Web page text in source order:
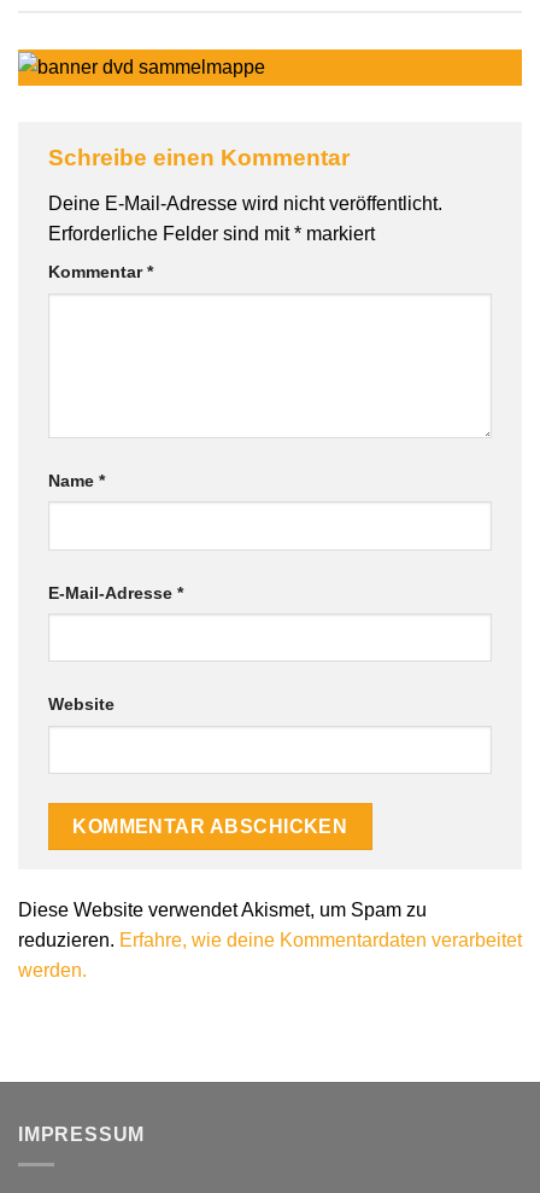
Schreibe einen Kommentar
Deine E-Mail-Adresse wird nicht veröffentlicht.
Erforderliche Felder sind mit* markiert
Kommentar*
Name *
E-Mail-Adresse *
Website
Diese Website verwendet Akismet, um Spam zu
reduzieren. Erfahre, wie deine Kommentardaten verarbeitet
werden.
IMPRESSUM